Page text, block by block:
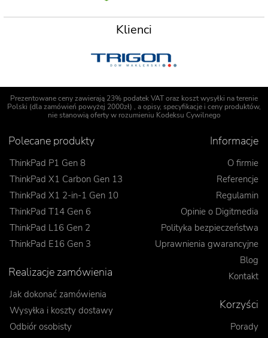
Klienci
Prezentowane ceny zawierają 23% podatek VAT oraz koszt wysyłki na terenie
Polski (dla zamówień powyżej 2000zł) , a opisy, specyfikacje i ceny produktów,
nie stanowią oferty w rozumieniu Kodeksu Cywilnego
Polecane produkty
ThinkPad P1 Gen 8
ThinkPad X1 Carbon Gen 13
ThinkPad X1 2-in-1 Gen 10
ThinkPad T14 Gen 6
ThinkPad L16 Gen 2
ThinkPad E16 Gen 3
Informacje
O firmie
Referencje
Regulamin
Opinie o Digitmedia
Polityka bezpieczeństwa
Uprawnienia gwarancyjne
Blog
Kontakt
Realizacje zamówienia
Jak dokonać zamówienia
Wysyłka i koszty dostawy
Odbiór osobisty
Korzyści
Porady